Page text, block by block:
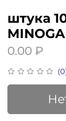
штука
0.00 ₽